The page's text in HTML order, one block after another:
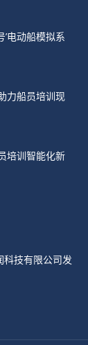
电动船模拟系
力船员培训现
培训智能化新
科技有限公司发